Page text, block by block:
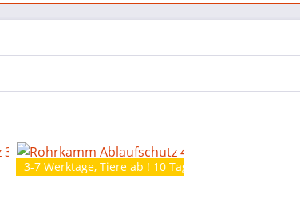
3-7 Werktage, Tiere ab ! 10 Tage je nach Art